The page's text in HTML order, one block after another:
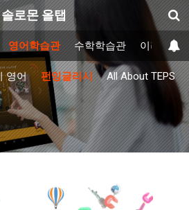
솔로몬 올탭
영어학습관 수학학습관 이러닝학
영어 펀잉글리시 All About TEPS